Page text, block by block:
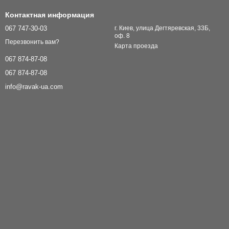
Контактная информация
067 747-30-03
Перезвонить вам?
067 874-87-08
067 874-87-08
info@ravak-ua.com
г. Киев, улица Дегтяревская, 33Б,
оф. 8
Карта проезда